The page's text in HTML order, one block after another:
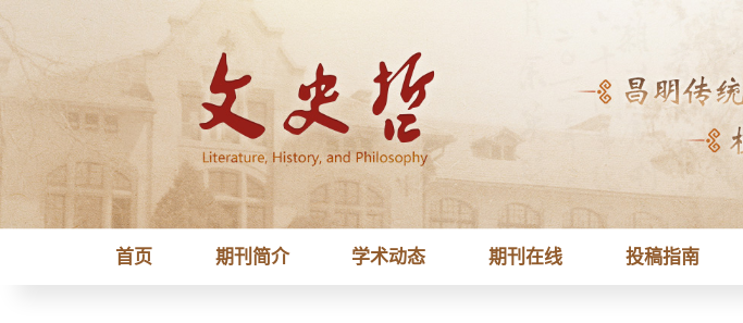
首页 期刊简介 学术动态 期刊在线 投稿指南